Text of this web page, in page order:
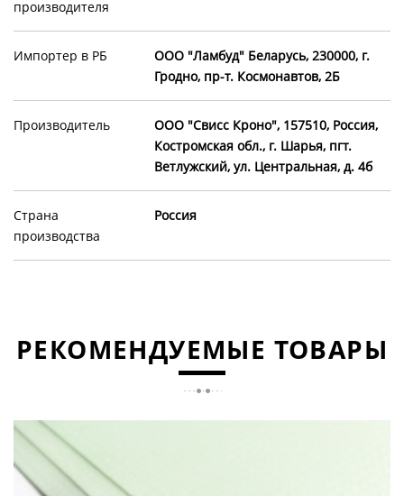
производителя
Импортер в РБ
OOO "Ламбуд" Беларусь, 230000, г.
Гродно, пр-т. Космонавтов, 2Б
Производитель
ООО "Свисс Кроно", 157510, Россия,
Костромская обл., г. Шарья, пгт.
Ветлужский, ул. Центральная, д. 4б
Страна
производства
Россия
РЕКОМЕНДУЕМЫЕ ТОВАРЫ